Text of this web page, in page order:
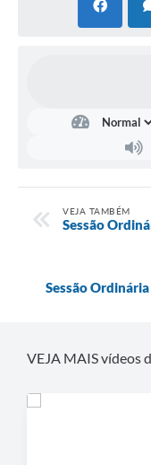
VEJA TAMBÉM
Sessão
Sessão
VEJA MAIS vídeos